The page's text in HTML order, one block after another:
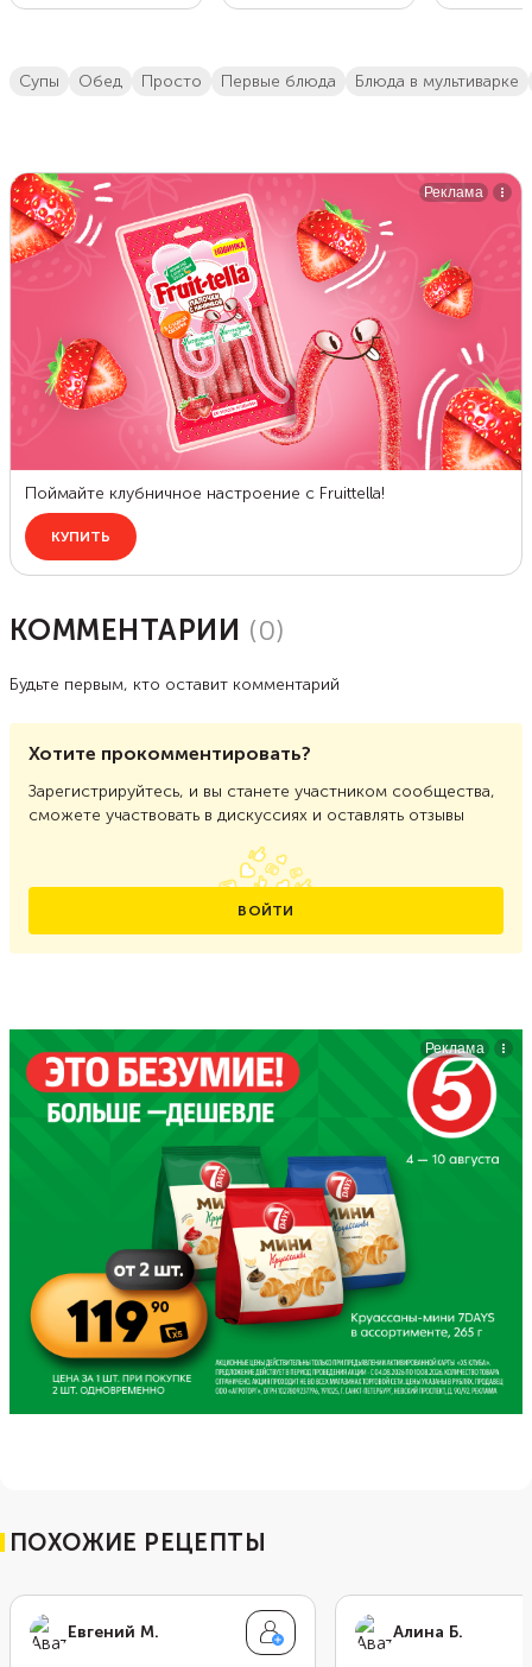
супы обед просто первые блюда блюда в мультиварке
КОММЕНТАРИИ (0)
Будьте первым, кто оставит комментарий
Хотите прокомментировать?
Зарегистрируйтесь, и вы станете участником сообщества,
сможете участвовать в дискуссиях и оставлять отзывы
ВОЙТИ
ПОХОЖИЕ РЕЦЕПТЫ
Евгений М. Алина Б.